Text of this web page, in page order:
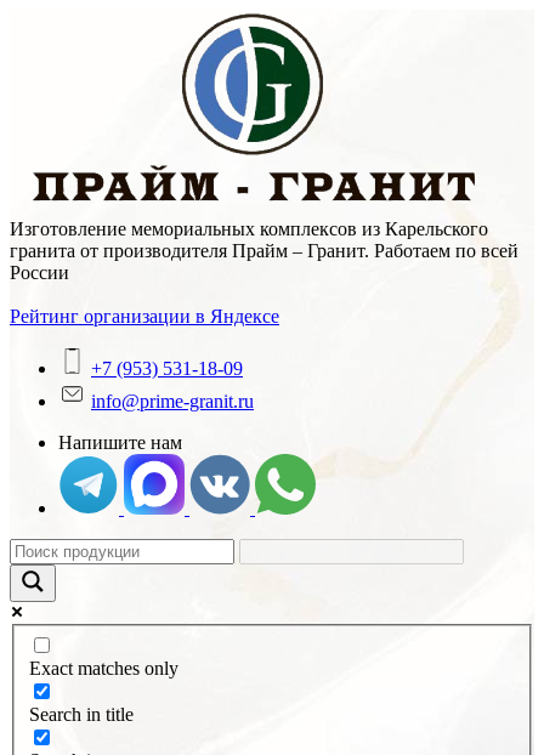
Изготовление мемориальных комплексов из Карельского
гранита от производителя Прайм – Гранит. Работаем по всей
России
Рейтинг организации в Яндексе
+7 (953) 531-18-09
info@prime-granit.ru
Напишите нам
Exact matches only
Search in title